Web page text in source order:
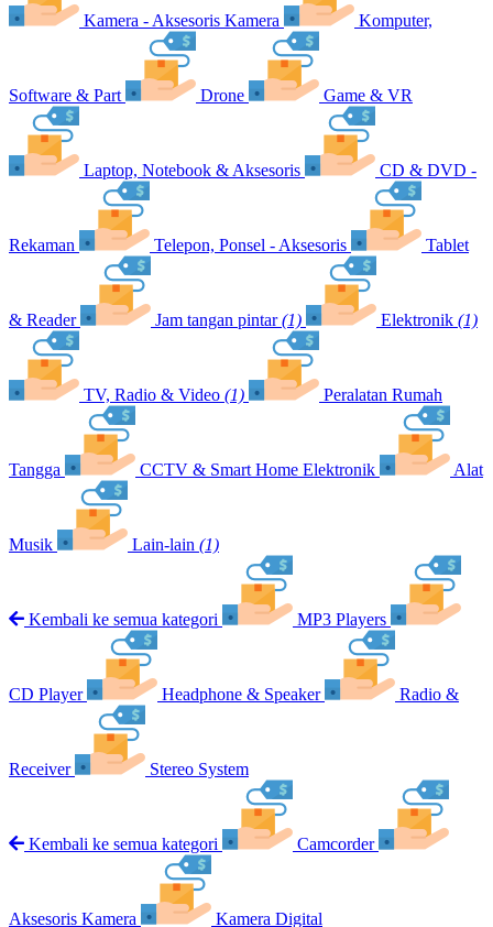
Kamera - Aksesoris Kamera Komputer,
Software & Part Drone Game & VR
Laptop, Notebook & Aksesoris CD & DVD -
Rekaman Telepon, Ponsel - Aksesoris Tablet
& Reader Jam tangan pintar (1) Elektronik (1)
TV, Radio & Video (1) Peralatan Rumah
Tangga CCTV & Smart Home Elektronik Alat
Musik Lain-lain (1)
Kembali ke semua kategori MP3 Players
CD Player Headphone & Speaker Radio &
Receiver Stereo System
Kembali ke semua kategori Camcorder
Aksesoris Kamera Kamera Digital